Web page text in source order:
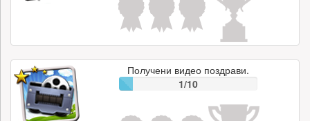
Получени видео поздрави.
1/10